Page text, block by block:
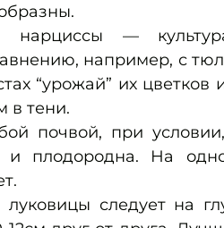
нарциссы —
например, с
“урожай” их цветков
в тени.
почвой, при
и плодородна. На
луковицы следует на